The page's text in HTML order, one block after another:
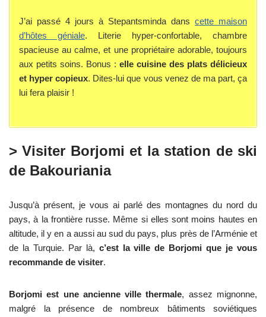
J’ai passé 4 jours à Stepantsminda dans cette maison
d’hôtes géniale. Literie hyper-confortable, chambre
spacieuse au calme, et une propriétaire adorable, toujours
aux petits soins. Bonus : elle cuisine des plats délicieux
et hyper copieux. Dites-lui que vous venez de ma part, ça
lui fera plaisir !
> Visiter Borjomi et la station de ski
de Bakouriania
Jusqu’à présent, je vous ai parlé des montagnes du nord du
pays, à la frontière russe. Même si elles sont moins hautes en
altitude, il y en a aussi au sud du pays, plus près de l’Arménie et
de la Turquie. Par là, c’est la ville de Borjomi que je vous
recommande de visiter.
Borjomi est une ancienne ville thermale, assez mignonne,
malgré la présence de nombreux bâtiments soviétiques